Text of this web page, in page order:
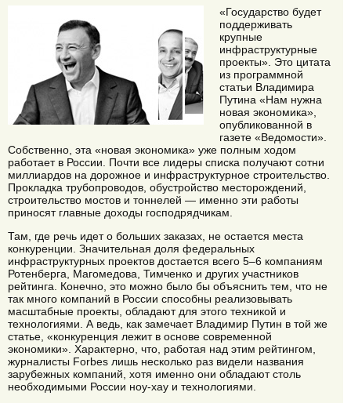
«Государство будет
поддерживать
крупные
инфраструктурные
проекты». Это цитата
из программной
статьи Владимира
Путина «Нам нужна
новая экономика»,
опубликованной в
газете «Ведомости».
Собственно, эта «новая экономика» уже полным ходом
работает в России. Почти все лидеры списка получают сотни
миллиардов на дорожное и инфраструктурное строительство.
Прокладка трубопроводов, обустройство месторождений,
строительство мостов и тоннелей — именно эти работы
приносят главные доходы господрядчикам.
Там, где речь идет о больших заказах, не остается места
конкуренции. Значительная доля федеральных
инфраструктурных проектов достается всего 5–6 компаниям
Ротенберга, Магомедова, Тимченко и других участников
рейтинга. Конечно, это можно было бы объяснить тем, что не
так много компаний в России способны реализовывать
масштабные проекты, обладают для этого техникой и
технологиями. А ведь, как замечает Владимир Путин в той же
статье, «конкуренция лежит в основе современной
экономики». Характерно, что, работая над этим рейтингом,
журналисты Forbes лишь несколько раз видели названия
зарубежных компаний, хотя именно они обладают столь
необходимыми России ноу-хау и технологиями.